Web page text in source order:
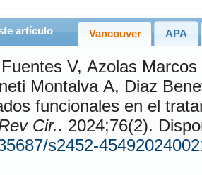
artículo Vancouver APA
V, Azolas Marcos
MontalvaA, Diaz
funcionales en el
Cir.. 2024;76(2). Disponible en:
s2452-